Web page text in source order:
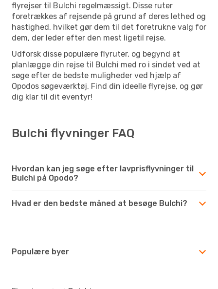
flyrejser til Bulchi regelmæssigt. Disse ruter
foretrækkes af rejsende på grund af deres lethed og
hastighed, hvilket gør dem til det foretrukne valg for
dem, der leder efter den mest ligetil rejse.
Udforsk disse populære flyruter, og begynd at
planlægge din rejse til Bulchi med ro i sindet ved at
søge efter de bedste muligheder ved hjælp af
Opodos søgeværktøj. Find din ideelle flyrejse, og gør
dig klar til dit eventyr!
Bulchi flyvninger FAQ
Hvordan kan jeg søge efter lavprisflyvninger til
Bulchi på Opodo?
Hvad er den bedste måned at besøge Bulchi?
Populære byer